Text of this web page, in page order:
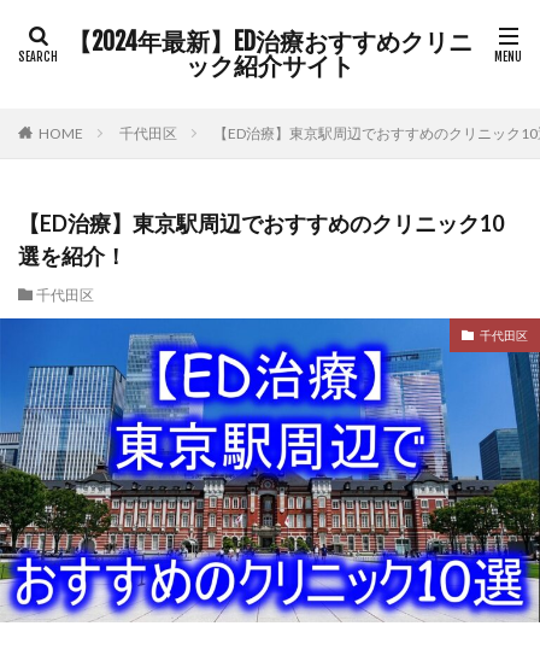
【2024年最新】ED治療おすすめクリニ
ック紹介サイト
HOME 千代田区 【ED治療】東京駅周辺でおすすめのクリニック
【ED治療】東京駅周辺でおすすめのクリニック10
選を紹介！
千代田区
千代田区